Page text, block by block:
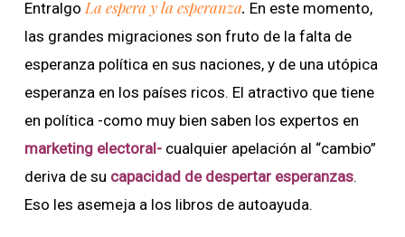
EntralgoLa espera y la esperanza. En este momento,
las grandes migraciones son fruto de la falta de
esperanza política en sus naciones, y de una utópica
esperanza en los países ricos. El atractivo que tiene
en política -como muy bien saben los expertos en
marketing electoral-cualquier apelación al “cambio”
deriva de su capacidad de despertar esperanzas.
Eso les asemeja a los libros de autoayuda.